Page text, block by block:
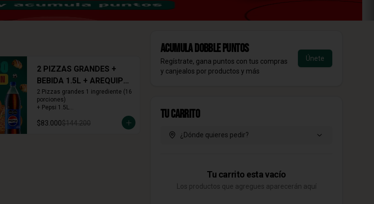
2 PIZZAS GRANDES +
BEBIDA 1.5L + AREQUIPE
ROLLS
2 Pizzas grandes 1 ingrediente (16
porciones)
+ Pepsi 1.5L
+ Arequipe o Cinnamon Rolls (16
und.)
$83.000$144.200
AcumulaDOBBLE Puntos
Regístrate, gana puntos con tus compras
y canjealos por productos y más
Únete
Tu Carrito
¿Dónde quieres pedir?
Tu carrito esta vacío
Los productos que agregues aparecerán aquí